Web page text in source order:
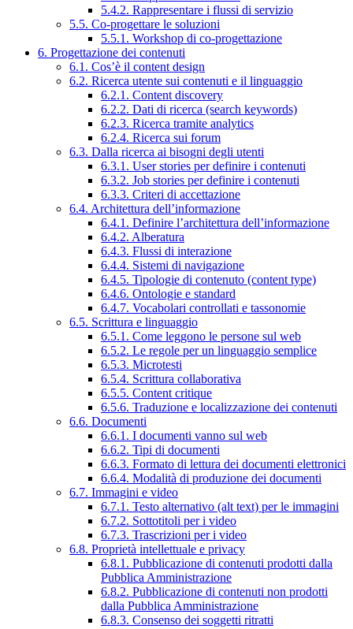
5.4.2. Rappresentare i flussi di servizio
5.5. Co-progettare le soluzioni
5.5.1. Workshop di co-progettazione
6. Progettazione dei contenuti
6.1. Cos’è il content design
6.2. Ricerca utente sui contenuti e il linguaggio
6.2.1. Content discovery
6.2.2. Dati di ricerca (search keywords)
6.2.3. Ricerca tramite analytics
6.2.4. Ricerca sui forum
6.3. Dalla ricerca ai bisogni degli utenti
6.3.1. User stories per definire i contenuti
6.3.2. Job stories per definire i contenuti
6.3.3. Criteri di accettazione
6.4. Architettura dell’informazione
6.4.1. Definire l’architettura dell’informazione
6.4.2. Alberatura
6.4.3. Flussi di interazione
6.4.4. Sistemi di navigazione
6.4.5. Tipologie di contenuto (content type)
6.4.6. Ontologie e standard
6.4.7. Vocabolari controllati e tassonomie
6.5. Scrittura e linguaggio
6.5.1. Come leggono le persone sul web
6.5.2. Le regole per un linguaggio semplice
6.5.3. Microtesti
6.5.4. Scrittura collaborativa
6.5.5. Content critique
6.5.6. Traduzione e localizzazione dei contenuti
6.6. Documenti
6.6.1. I documenti vanno sul web
6.6.2. Tipi di documenti
6.6.3. Formato di lettura dei documenti elettronici
6.6.4. Modalità di produzione dei documenti
6.7. Immagini e video
6.7.1. Testo alternativo (alt text) per le immagini
6.7.2. Sottotitoli per i video
6.7.3. Trascrizioni per i video
6.8. Proprietà intellettuale e privacy
6.8.1. Pubblicazione di contenuti prodotti dalla
Pubblica Amministrazione
6.8.2. Pubblicazione di contenuti non prodotti
dalla Pubblica Amministrazione
6.8.3. Consenso dei soggetti ritratti